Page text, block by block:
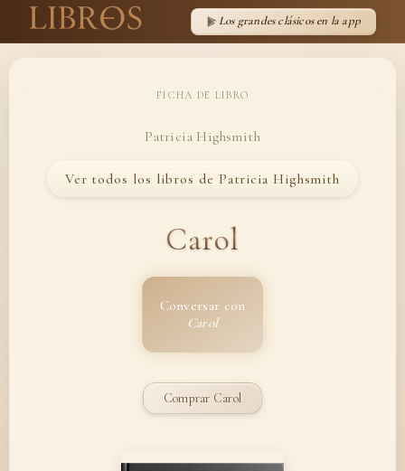
Los grandes clásicos en la app
FICHA DE LIBRO
Patricia Highsmith
Ver todos los libros de Patricia Highsmith
Carol
Conversar con
Carol
Comprar Carol